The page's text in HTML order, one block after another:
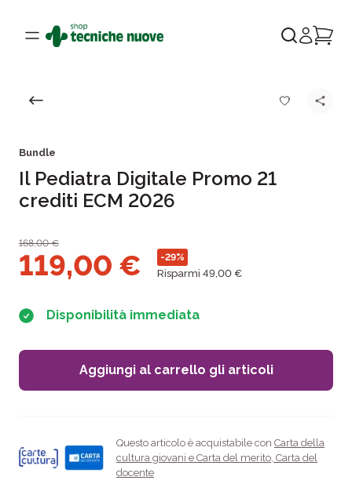
Bundle
Il Pediatra Digitale Promo 21
crediti ECM 2026
168,00€
119,00 € -29%
Risparmi 49,00 €
Disponibilità immediata
Aggiungi al carrello gli articoli
Questo articolo è acquistabile con Carta della
cultura giovani e Carta del merito, Carta del
docente